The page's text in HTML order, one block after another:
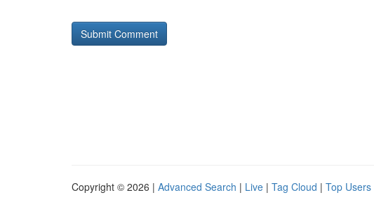
Copyright © 2026 | Advanced Search | Live | Tag Cloud | Top Users